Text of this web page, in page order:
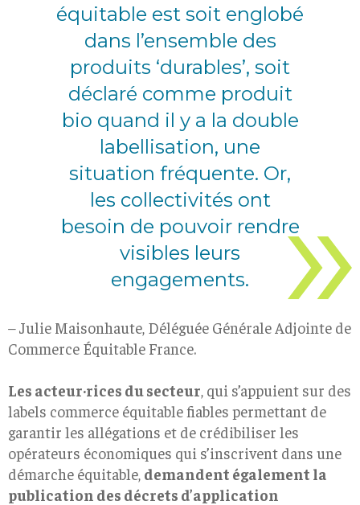
équitable est soit englobé
dans l’ensemble des
produits ‘durables’, soit
déclaré comme produit
bio quand il y a la double
labellisation, une
situation fréquente. Or,
les collectivités ont
besoin de pouvoir rendre
visibles leurs
engagements.
–Julie Maisonhaute, Déléguée Générale Adjointe de
Commerce Équitable France.
Les acteur·rices du secteur, qui s’appuient sur des
labels commerce équitable fiables permettant de
garantir les allégations et de crédibiliser les
opérateurs économiques qui s’inscrivent dans une
démarche équitable, demandent également la
publication des décrets d’application